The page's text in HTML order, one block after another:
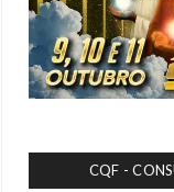
CQF -